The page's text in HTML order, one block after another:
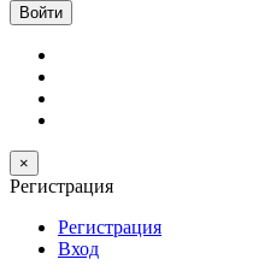
×
Регистрация
Регистрация
Вход